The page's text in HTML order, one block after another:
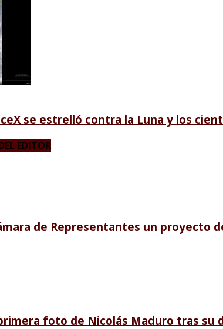
se estrelló contra la Luna y los
EDITOR
de Representantes un proyecto
foto de Nicolás Maduro tras su